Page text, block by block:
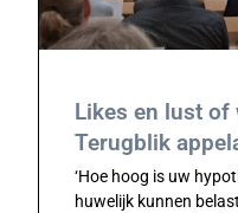
Likes en lust of
Terugblik
‘Hoe hoog is uw
huwelijk kunnen